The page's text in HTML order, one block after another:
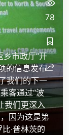
市政厅”开
的信息发布
我们的下一
客通过“波
我们更深入
因为这是第
·普林茨的
78